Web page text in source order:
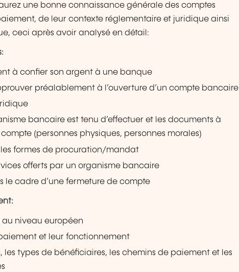
une bonne connaissance générale des comptes
de leur contexte réglementaire et juridique ainsi
ceci après avoir analysé en détail:
à confier son argent à une banque
préalablement à l’ouverture d’un compte bancaire
bancaire est tenu d’effectuer et les documents à
(personnes physiques, personnes morales)
formes de procuration/mandat
offerts par un organisme bancaire
le cadre d’une fermeture de compte
niveau européen
et leur fonctionnement
les types de bénéficiaires, les chemins de paiement et les